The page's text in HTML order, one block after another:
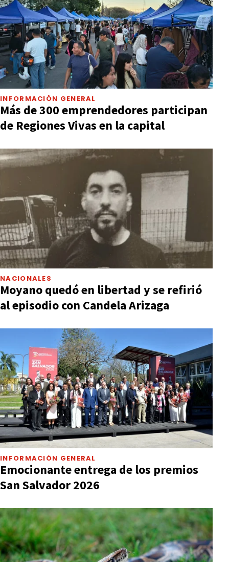
INFORMACIÓN GENERAL
Más de 300 emprendedores participan
de Regiones Vivas en la capital
NACIONALES
Moyano quedó en libertad y se refirió
al episodio con Candela Arizaga
INFORMACIÓN GENERAL
Emocionante entrega de los premios
San Salvador 2026